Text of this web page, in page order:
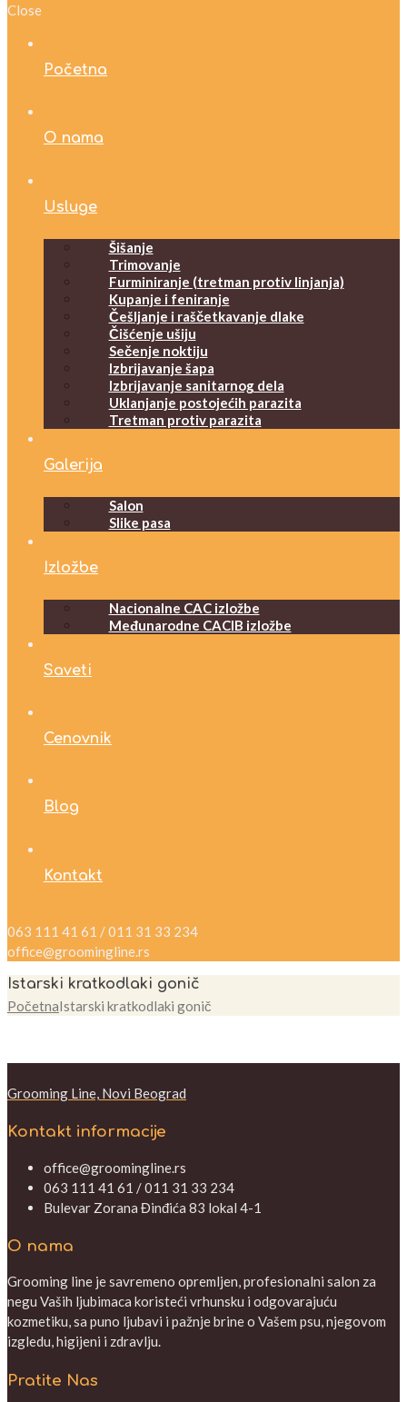
Close
Početna
O nama
Usluge
Šišanje
Trimovanje
Furminiranje (tretman protiv linjanja)
Kupanje i feniranje
Češljanje i raščetkavanje dlake
Čišćenje ušiju
Sečenje noktiju
Izbrijavanje šapa
Izbrijavanje sanitarnog dela
Uklanjanje postojećih parazita
Tretman protiv parazita
Galerija
Salon
Slike pasa
Izložbe
Nacionalne CAC izložbe
Međunarodne CACIB izložbe
Saveti
Cenovnik
Blog
Kontakt
063 111 41 61 / 011 31 33 234
office@groomingline.rs
Istarski kratkodlaki gonič
PočetnaIstarski kratkodlaki gonič
Grooming Line, Novi Beograd
Kontakt informacije
office@groomingline.rs
063 111 41 61 / 011 31 33 234
Bulevar Zorana Đinđića 83 lokal 4-1
O nama
Grooming line je savremeno opremljen, profesionalni salon za
negu Vaših ljubimaca koristeći vrhunsku i odgovarajuću
kozmetiku, sa puno ljubavi i pažnje brine o Vašem psu, njegovom
izgledu, higijeni i zdravlju.
Pratite Nas